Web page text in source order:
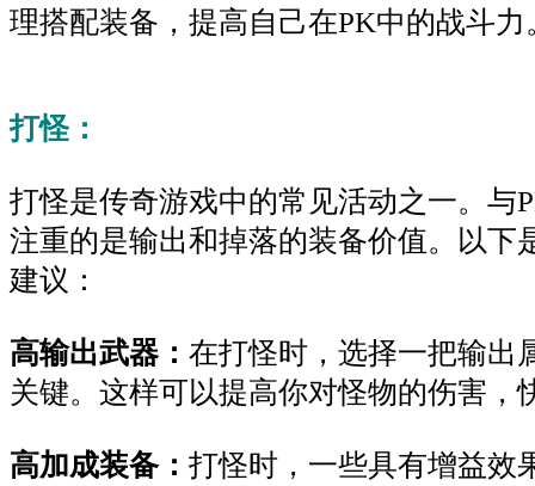
理搭配装备，提高自己在PK中的战斗力
打怪：
打怪是传奇游戏中的常见活动之一。与
注重的是输出和掉落的装备价值。以下
建议：
高输出武器： 在打怪时，选择一把输出
关键。这样可以提高你对怪物的伤害，
高加成装备： 打怪时，一些具有增益效